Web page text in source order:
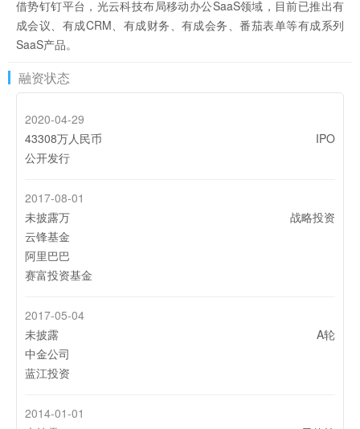
借势钉钉平台，光云科技布局移动办公SaaS领域，目前已推出有
成会议、有成CRM、有成财务、有成会务、番茄表单等有成系列
SaaS产品。
融资状态
2020-04-29
IPO
43308万人民币
公开发行
2017-08-01
战略投资
未披露万
云锋基金
阿里巴巴
赛富投资基金
2017-05-04
A轮
未披露
中金公司
蓝江投资
2014-01-01